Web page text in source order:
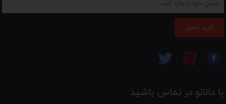
تایید ایمیل
با دالانو در تماس باشید